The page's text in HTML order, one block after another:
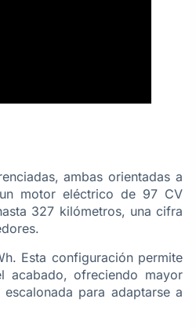
ambas orientadas a
motor eléctrico de 97 CV
327 kilómetros, una cifra
Esta configuración permite
acabado, ofreciendo mayor
para adaptarse a